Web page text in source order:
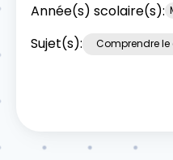
Année(s) scolaire(s):
Sujet(s): Comprendre